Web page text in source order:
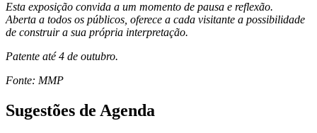
Esta exposição convida a um momento de pausa e reflexão.
Aberta a todos os públicos, oferece a cada visitante a possibilidade
de construir a sua própria interpretação.
Patente até 4 de outubro.
Fonte: MMP
Sugestões de Agenda